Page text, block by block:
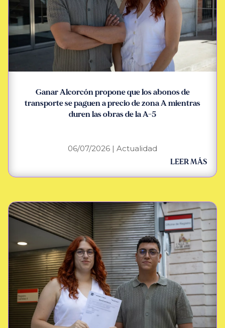
Ganar Alcorcón propone que los abonos de
transporte se paguen a precio de zona A mientras
duren las obras de la A-5
06/07/2026 | Actualidad
LEER MÁS